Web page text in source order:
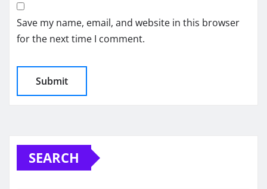
Save my name, email, and website in this browser
for the next time I comment.
SEARCH